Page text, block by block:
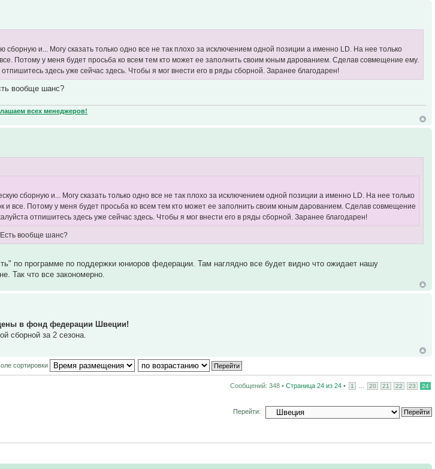
и... Могу сказать только одно все не так плохо за исключением одной позиции а именно LD. На нее только
Потому у меня будет просьба ко всем тем кто может ее заполнить своим юным дарованием. Сделав совмещение ему.
здесь уже сейчас здесь. Чтобы я мог внести его в ряды сборной. Заранее благодарен!
вообще шанс?
всех менеджеров!
сборную и... Могу сказать только одно все не так плохо за исключением одной позиции а именно LD. На нее только
и все. Потому у меня будет просьба ко всем тем кто может ее заполнить своим юным дарованием. Сделав совмещение
отпишитесь здесь уже сейчас здесь. Чтобы я мог внести его в ряды сборной. Заранее благодарен!
Есть вообще шанс?
по программе по поддержки юниоров федерации. Там наглядно все будет видно что ожидает нашу
Так что все закономерно.
в фонд федерации Швеции!
сборной за 2 сезона.
сортировки
Сообщений: 348 • Страница 24 из 24 • 1 20 21 22 23 24
Перейти: